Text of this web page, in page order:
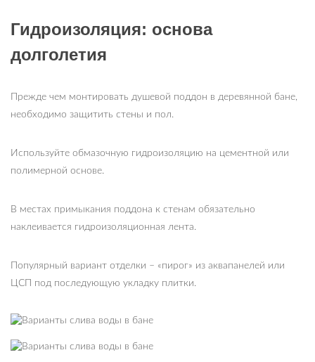
Гидроизоляция: основа
долголетия
Прежде чем монтировать душевой поддон в деревянной бане,
необходимо защитить стены и пол.
Используйте обмазочную гидроизоляцию на цементной или
полимерной основе.
В местах примыкания поддона к стенам обязательно
наклеивается гидроизоляционная лента.
Популярный вариант отделки – «пирог» из аквапанелей или
ЦСП под последующую укладку плитки.